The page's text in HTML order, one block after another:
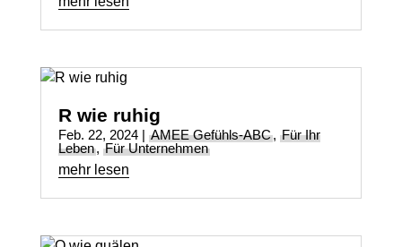
R wie ruhig
Feb. 22, 2024| AMEE Gefühls-ABC, Für Ihr
Leben, Für Unternehmen
mehr lesen